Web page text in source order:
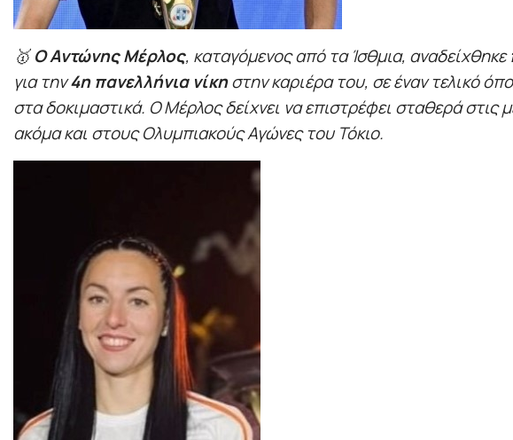
🥇Ο Αντώνης Μέρλος, καταγόμενος από τα Ίσθμια, αναδείχθηκε
για την4η πανελλήνια νίκηστην καριέρα του, σε έναν τελικό
στα δοκιμαστικά. Ο Μέρλος δείχνει να επιστρέφει σταθερά στις
ακόμα και στους Ολυμπιακούς Αγώνες του Τόκιο.